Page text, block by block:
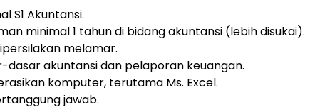
S1 Akuntansi.
minimal 1 tahun di bidang akuntansi (lebih disukai).
melamar.
dasar akuntansi dan pelaporan keuangan.
komputer, terutama Ms. Excel.
jawab.